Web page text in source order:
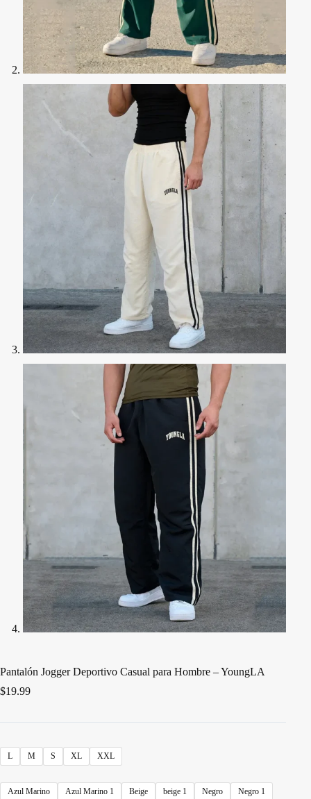
Pantalón Jogger Deportivo Casual para Hombre – YoungLA
$19.99
L M S XL XXL
Azul Marino Azul Marino 1 Beige beige 1 Negro
Negro 1